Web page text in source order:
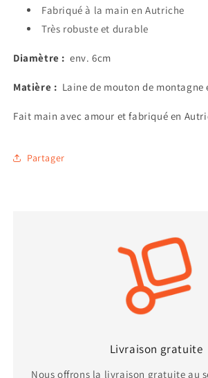
Fabriqué à la main en Autriche
Très robuste et durable
Diamètre : env. 6cm
Matière : Laine de mouton de montagne
Fait main avec amour et fabriqué en
Partager
Livraison gratuite
Nous offrons la livraison gratuite au